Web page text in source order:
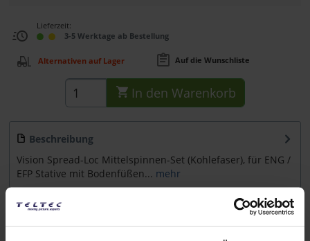
Lieferzeit:
3-5 Werktage ab Bestellung
Alternativen auf Lager Auf die Wunschliste
In den Warenkorb
Beschreibung
Vision Spread-Loc Mittelspinnen-Set (Kohlefaser), für ENG /
EFP Stative mit Bodenfüßen... mehr
Beratung